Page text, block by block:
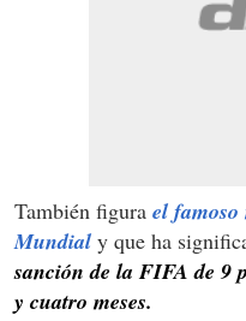
También figura el
Mundial y que ha
sanción de la FIFA de 9
y cuatro meses.